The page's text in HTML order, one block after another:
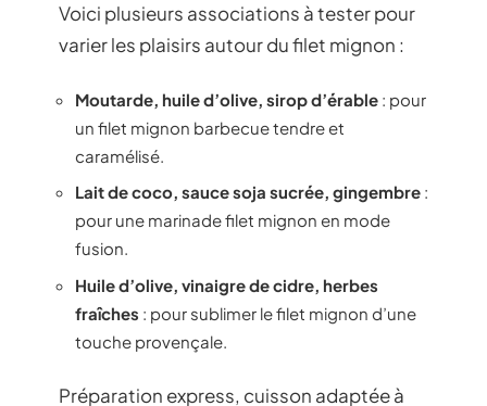
Voici plusieurs associations à tester pour
varier les plaisirs autour du filet mignon :
Moutarde, huile d’olive, sirop d’érable : pour
un filet mignon barbecue tendre et
caramélisé.
Lait de coco, sauce soja sucrée, gingembre :
pour une marinade filet mignon en mode
fusion.
Huile d’olive, vinaigre de cidre, herbes
fraîches : pour sublimer le filet mignon d’une
touche provençale.
Préparation express, cuisson adaptée à